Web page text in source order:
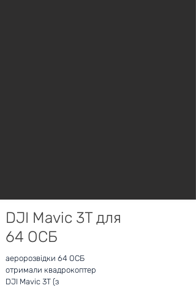
DJI Mavic 3T для
64 ОСБ
аеророзвідки 64 ОСБ
отримали квадрокоптер
DJI Mavic 3T (з